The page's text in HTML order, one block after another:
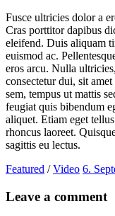
Fusce ultricies dolor a
Cras porttitor dapibus
eleifend. Duis aliquam
euismod ac.
eros arcu. Nulla
consectetur dui, sit
sem, tempus ut mattis
feugiat quis bibendum
aliquet. Etiam eget
rhoncus laoreet.
sagittis eu lectus.
Featured /Video 6.
Leave a comment